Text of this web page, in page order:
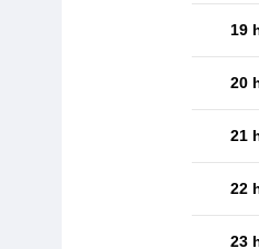
19
20
21
22
23